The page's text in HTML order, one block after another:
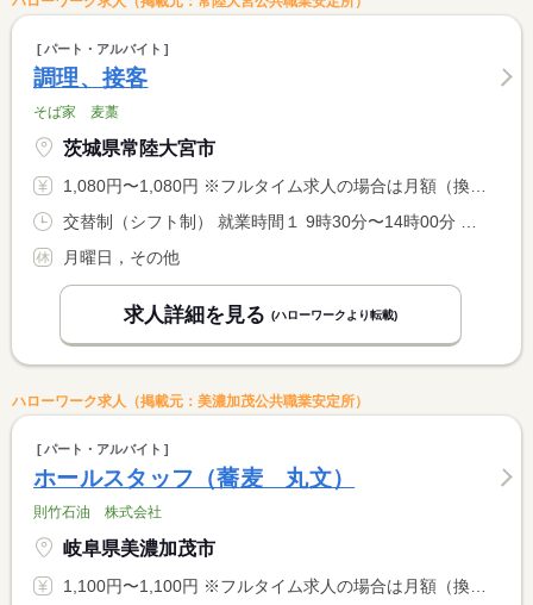
パート・アルバイト
調理、接客
そば家 麦藁
茨城県常陸大宮市
1,080円〜1,080円 ※フルタイム求人の場合は月額（換算額）、パート求人の場合は時間額を表示しています。
月曜日，その他
求人詳細を見る (ハローワークより転載)
ハローワーク求人（掲載元：美濃加茂公共職業安定所）
パート・アルバイト
ホールスタッフ（蕎麦 丸文）
則竹石油 株式会社
岐阜県美濃加茂市
1,100円〜1,100円 ※フルタイム求人の場合は月額（換算額）、パート求人の場合は時間額を表示しています。